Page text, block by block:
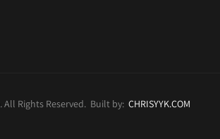
. All Rights Reserved. Built by: CHRISYYK.COM